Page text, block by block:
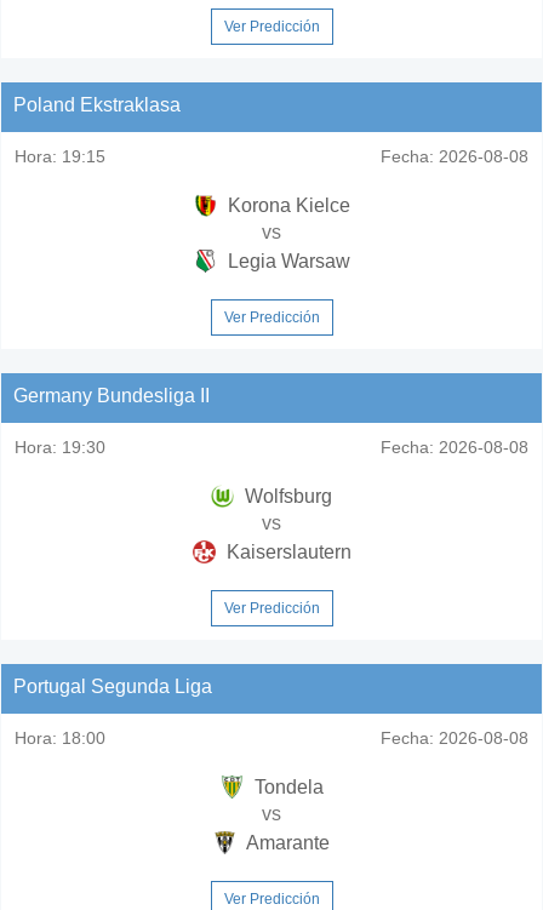
Ver Predicción
Poland Ekstraklasa
Hora: 19:15 Fecha: 2026-08-08
Korona Kielce
vs
Legia Warsaw
Ver Predicción
Germany Bundesliga II
Hora: 19:30 Fecha: 2026-08-08
Wolfsburg
vs
Kaiserslautern
Ver Predicción
Portugal Segunda Liga
Hora: 18:00 Fecha: 2026-08-08
Tondela
vs
Amarante
Ver Predicción